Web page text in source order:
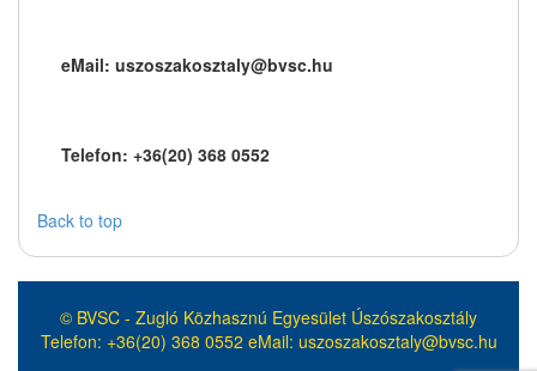
eMail: uszoszakosztaly@bvsc.hu
Telefon: +36(20) 368 0552
Back to top
© BVSC - Zugló Közhasznú Egyesület Úszószakosztály
Telefon: +36(20) 368 0552 eMail: uszoszakosztaly@bvsc.hu